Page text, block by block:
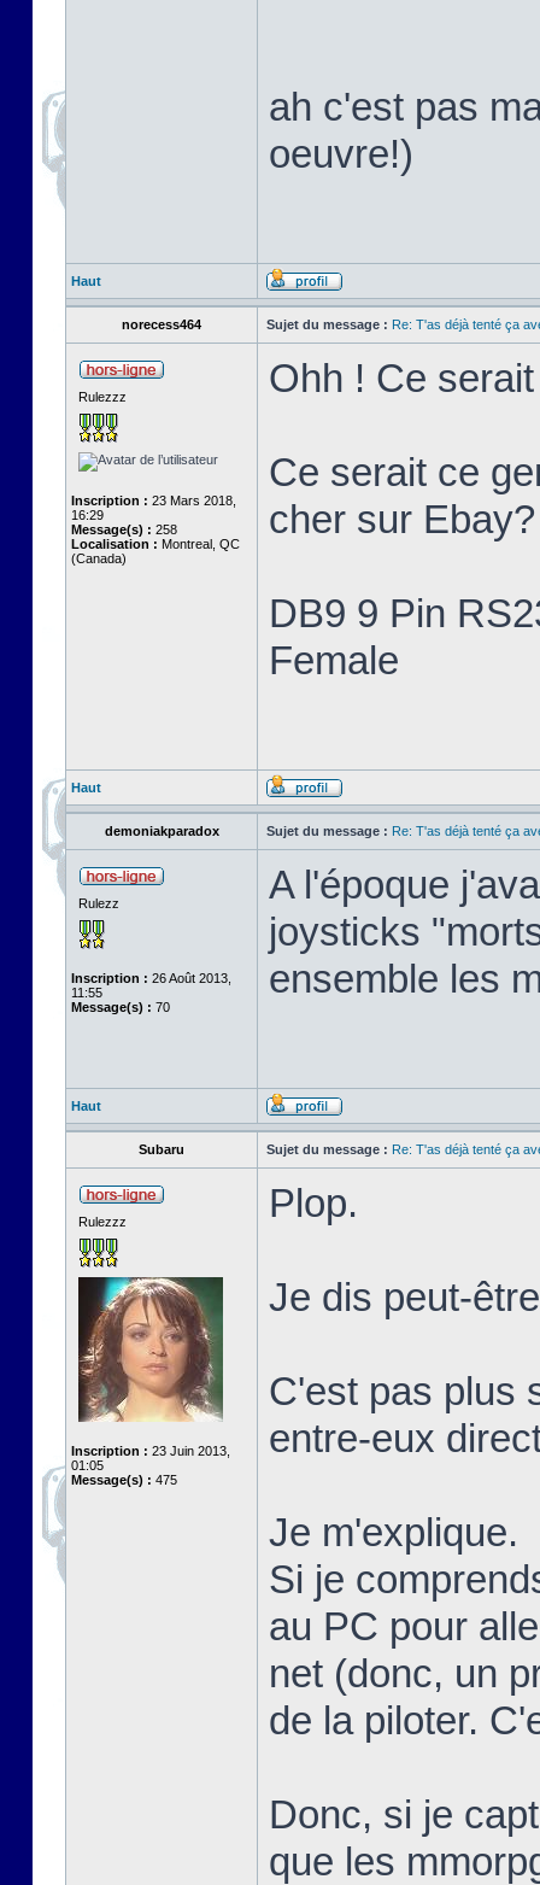
ah c'est pas
oeuvre!)
Haut
norecess464 Sujet du message : Re: T'as déjà tenté ça
Rulezzz
Inscription : 23 Mars 2018,
16:29
Message(s) : 258
Localisation : Montreal, QC
(Canada)
Ohh ! Ce
Ce serait ce
cher sur Ebay?
DB9 9 Pin
Female
Haut
demoniakparadox Sujet du message : Re: T'as déjà tenté ça
Rulezz
Inscription : 26 Août 2013,
11:55
Message(s) : 70
A l'époque
joysticks
ensemble les
Haut
Subaru Sujet du message : Re: T'as déjà tenté ça
Rulezzz
Inscription : 23 Juin 2013,
01:05
Message(s) : 475
Plop.
Je dis peut-
C'est pas plus
entre-eux
Je m'explique.
Si je
au PC pour
net (donc, un
de la piloter.
Donc, si je
que les